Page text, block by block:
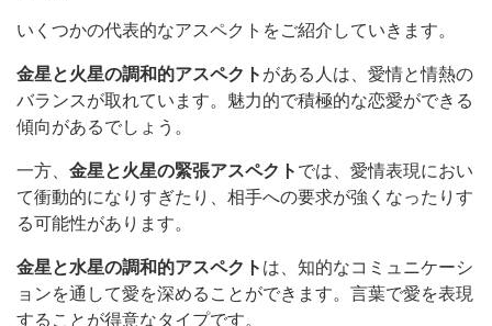
いくつかの代表的なアスペクトをご紹介していきます。
金星と火星の調和的アスペクト がある人は、愛情と情熱の
バランスが取れています。魅力的で積極的な恋愛ができる
傾向があるでしょう。
一方、 金星と火星の緊張アスペクト では、愛情表現におい
て衝動的になりすぎたり、相手への要求が強くなったりす
る可能性があります。
金星と水星の調和的アスペクト は、知的なコミュニケーシ
ョンを通して愛を深めることができます。言葉で愛を表現
することが得意なタイプです。